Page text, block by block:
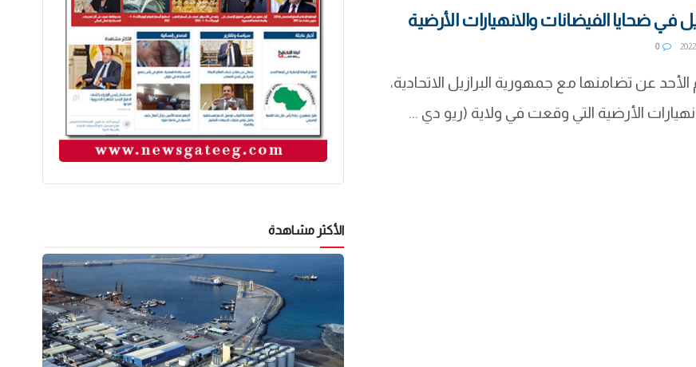
في ضحايا الفيضانات والانهيارات الأرضية
0
عن تضامنها مع جمهورية البرازيل الاتحادية،
الأرضية التي وقعت في ولاية (ريو دي ...
الأكثر مشاهدة